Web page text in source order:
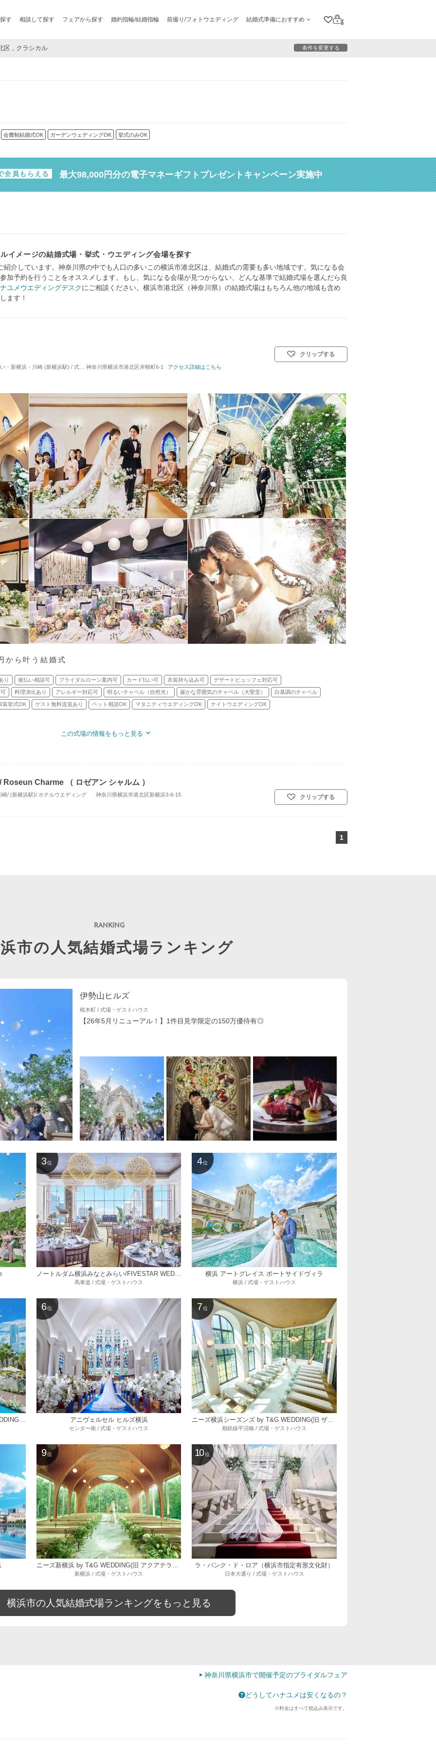
す 相談して探す フェアから探す 婚約指輪/結婚指輪 前撮り/フォトウエディング 結婚式準備におすすめ
クリップリスト
ログイン
区 , クラシカル 条件を変更する
会費制結婚式OK ガーデンウェディングOK 挙式のみOK
全員もらえる 最大98,000円分の電子マネーギフトプレゼントキャンペーン実施中
イメージの結婚式場・挙式・ウエディング会場を探す
介しています。神奈川県の中でも人口の多いこの横浜市港北区は、結婚式の需要も多い地域です。気になる会
加予約を行うことをオススメします。もし、気になる会場が見つからない、どんな基準で結婚式場を選んだら良
ユメウエディングデスクにご相談ください。横浜市港北区（神奈川県）の結婚式場はもちろん他の地域も含め
ます！
浜・川崎 (新横浜駅) / 式場・ゲストハウス 対応人数: 着席：30名 ～ 164名 挙式スタイル: 教会式(キリスト教式)／神前式／人前式／仏前式／和装人前式
神奈川県横浜市港北区岸根町6-1 アクセス詳細はこちら
クリップする
から叶う結婚式
り 後払い相談可 ブライダルローン案内可 カード払い可 衣装持ち込み可 デザートビュッフェ対応可
料理演出あり アレルギー対応可 明るいチャペル（自然光） 厳かな雰囲気のチャペル（大聖堂） 白基調のチャペル
装挙式OK ゲスト無料送迎あり ペット相談OK マタニティウエディングOK ナイトウエディングOK
この式場の情報をもっと見る
Charme （ ロゼアン シャルム ）
/ (新横浜駅)/ ホテルウエディング 神奈川県横浜市港北区新横浜3-6-15 クリップする
1
市の人気結婚式場ランキング
伊勢山ヒルズ
桜木町 / 式場・ゲストハウス
【26年5月リニューアル！】1件目見学限定の150万優待有◎
3 位
ノートルダム横浜みなとみらい/FIVESTAR WEDDING
馬車道 / 式場・ゲストハウス
4 位
横浜 アートグレイス ポートサイドヴィラ
横浜 / 式場・ゲストハウス
6 位
アニヴェルセル ヒルズ横浜
センター南 / 式場・ゲストハウス
7 位
相鉄線平沼橋 / 式場・ゲストハウス
9 位
ニーズ新横浜 by T&G WEDDING(旧 アクアテラス迎賓館 新横浜)
新横浜 / 式場・ゲストハウス
10 位
ラ・バンク・ド・ロア（横浜市指定有形文化財）
日本大通り / 式場・ゲストハウス
横浜市の人気結婚式場ランキングをもっと見る
神奈川県横浜市で開催予定のブライダルフェア
どうしてハナユメは安くなるの？
※料金はすべて税込み表示です。